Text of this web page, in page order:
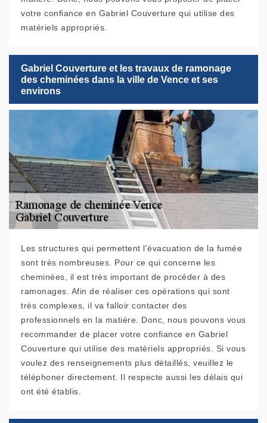
votre confiance en Gabriel Couverture qui utilise des
matériels appropriés.
Gabriel Couverture et les travaux de ramonage
des cheminées dans la ville de Vence et ses
environs
Les structures qui permettent l'évacuation de la fumée
sont très nombreuses. Pour ce qui concerne les
cheminées, il est très important de procéder à des
ramonages. Afin de réaliser ces opérations qui sont
très complexes, il va falloir contacter des
professionnels en la matière. Donc, nous pouvons vous
recommander de placer votre confiance en Gabriel
Couverture qui utilise des matériels appropriés. Si vous
voulez des renseignements plus détaillés, veuillez le
téléphoner directement. Il respecte aussi les délais qui
ont été établis.